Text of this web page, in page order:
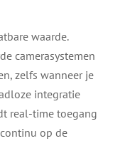
waarde.
camerasystemen
zelfs wanneer je
integratie
real-time toegang
op de